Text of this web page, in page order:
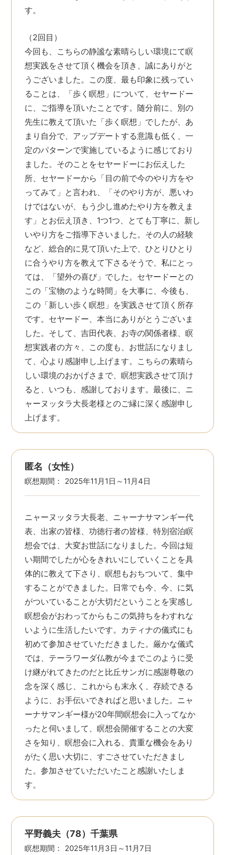
す。
（2回目）
今回も、こちらの静謐な素晴らしい環境にて瞑
想実践をさせて頂く機会を頂き、誠にありがと
うございました。この度、最も印象に残ってい
ることは、「歩く瞑想」について、セヤードー
に、ご指導を頂いたことです。随分前に、別の
先生に教えて頂いた「歩く瞑想」でしたが、あ
まり自分で、アップデートする意識も低く、一
定のパターンで実施しているように感じており
ました。そのことをセヤードーにお伝えした
所、セヤードーから「目の前で今のやり方をや
ってみて」と言われ、「そのやり方が、悪いわ
けではないが、もう少し進めたやり方を教えま
す」とお伝え頂き、1つ1つ、とても丁寧に、新し
いやり方をご指導下さいました。その人の経験
など、総合的に見て頂いた上で、ひとりひとり
に合うやり方を教えて下さるそうで、私にとっ
ては、「望外の喜び」でした。セヤードーとの
この「宝物のような時間」を大事に、今後も、
この「新しい歩く瞑想」を実践させて頂く所存
です。セヤードー、本当にありがとうございま
した。そして、吉田代表、お寺の関係者様、瞑
想実践者の方々、この度も、お世話になりまし
て、心より感謝申し上げます。こちらの素晴ら
しい環境のおかげさまで、瞑想実践させて頂け
ると、いつも、感謝しております。最後に、ニ
ャーヌッタラ大長老様とのご縁に深く感謝申し
上げます。
匿名（女性）
瞑想期間： 2025年11月1日～11月4日
ニャーヌッタラ大長老、ニャーナサマンギー代
表、出家の皆様、功徳行者の皆様、特別宿泊瞑
想会では、大変お世話になりました。今回は短
い期間でしたが心をきれいにしていくことを具
体的に教えて下さり、瞑想もおちついて、集中
することができました。日常でも今、今、に気
がついていることが大切だということを実感し
瞑想会がおわってからもこの気持ちをわすれな
いように生活したいです。カティナの儀式にも
初めて参加させていただきました。厳かな儀式
では、テーラワーダ仏教が今までこのように受
け継がれてきたのだと比丘サンガに感謝尊敬の
念を深く感じ、これからも末永く、存続できる
ように、お手伝いできればと思いました。ニャ
ーナサマンギー様が20年間瞑想会に入ってなか
ったと伺いまして、瞑想会開催することの大変
さを知り、瞑想会に入れる、貴重な機会をあり
がたく思い大切に、すごさせていただきまし
た。参加させていただいたこと感謝いたしま
す。
平野義夫（78）千葉県
瞑想期間： 2025年11月3日～11月7日